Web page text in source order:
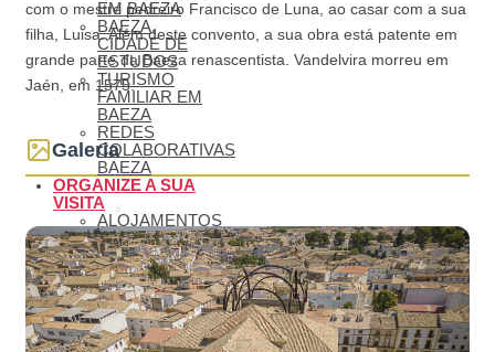
EM BAEZA
BAEZA,
CIDADE DE
ESTUDOS
TURISMO
FAMILIAR EM
BAEZA
REDES
COLABORATIVAS
BAEZA
ORGANIZE A SUA
VISITA
ALOJAMENTOS
RESTAURANTES
OUTROS
SERVIÇOS
TURÍSTICOS
PLANOS
COMO
CHEGAR A
com o mestre pedreiro Francisco de Luna, ao casar com a sua
filha, Luisa. Além deste convento, a sua obra está patente em
grande parte da Baeza renascentista. Vandelvira morreu em
Jaén, em 1575.
Galeria